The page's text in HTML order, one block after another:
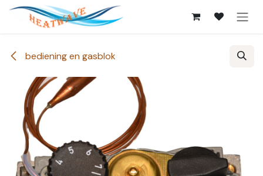
Overslaan naar inhoud
bediening en gasblok